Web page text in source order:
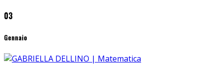
03
Gennaio